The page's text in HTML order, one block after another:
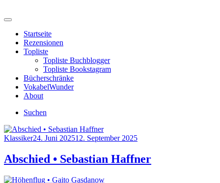
to
lesestunden
Menu
Startseite
Rezensionen
Topliste
Topliste Buchblogger
Topliste Bookstagram
Bücherschränke
VokabelWunder
About
Suchen
Category
KlassikerPosted
24. Juni 202512. September 2025
Abschied • Sebastian Haffner